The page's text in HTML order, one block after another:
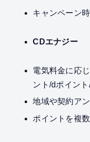
キャンペーン
CDエナジー
電気料金に応
ント/dポイン
地域や契約ア
ポイントを複